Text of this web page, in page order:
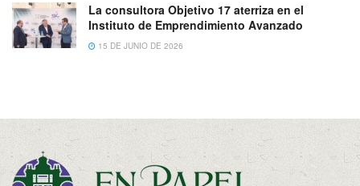
La consultora Objetivo 17 aterriza en el
Instituto de Emprendimiento Avanzado
15 DE JUNIO DE 2026